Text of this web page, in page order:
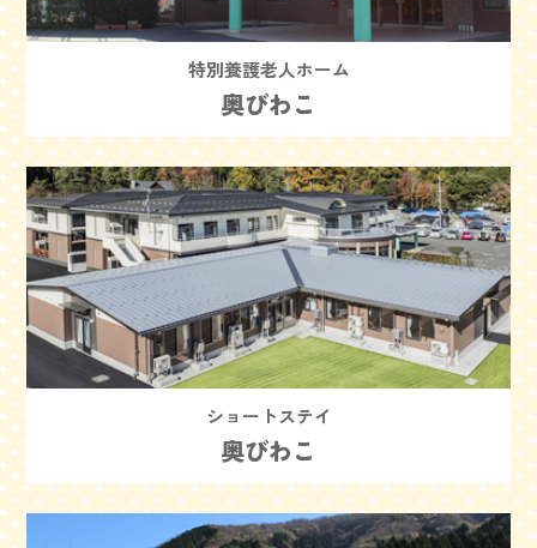
特別養護老人ホーム
奥びわこ
ショートステイ
奥びわこ